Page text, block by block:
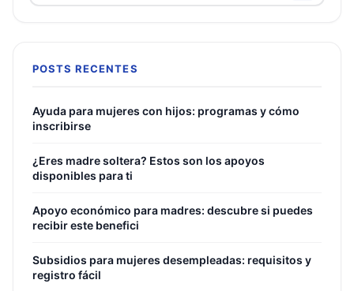
POSTS RECENTES
Ayuda para mujeres con hijos: programas y cómo
inscribirse
¿Eres madre soltera? Estos son los apoyos
disponibles para ti
Apoyo económico para madres: descubre si puedes
recibir este benefici
Subsidios para mujeres desempleadas: requisitos y
registro fácil